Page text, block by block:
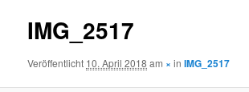
IMG_2517
Veröffentlicht 10. April 2018 am ×inIMG_2517